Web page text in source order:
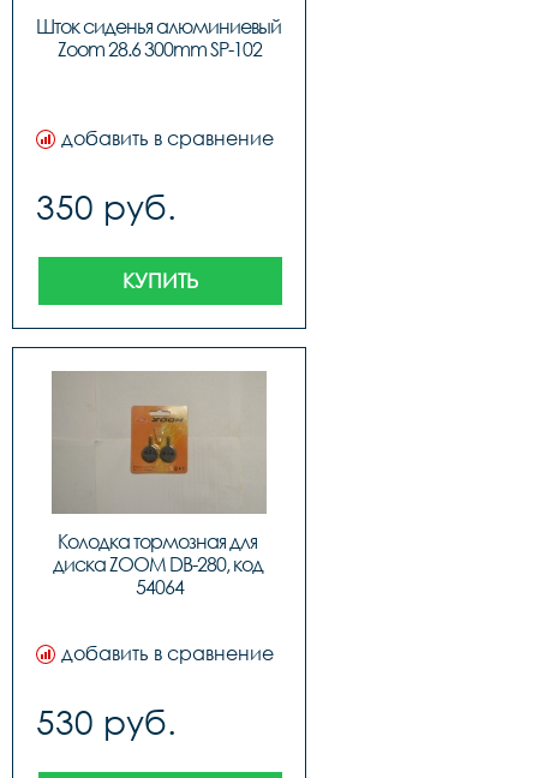
Шток сиденья алюминиевый
Zoom 28.6 300mm SP-102
добавить в сравнение
350 руб.
КУПИТЬ
Колодка тормозная для
диска ZOOM DB-280, код
54064
добавить в сравнение
530 руб.